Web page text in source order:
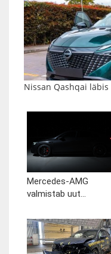
Nissan Qashqai
Mercedes-AMG
valmistab uut...